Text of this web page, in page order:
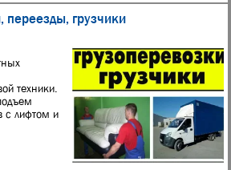
переезды, грузчики
техники.
с лифтом и